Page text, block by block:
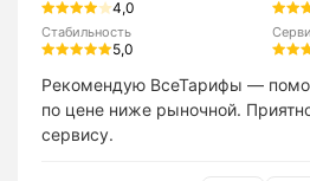
4,0
Стабильность
5,0
Рекомендую ВсеТарифы —
по цене ниже рыночной.
сервису.